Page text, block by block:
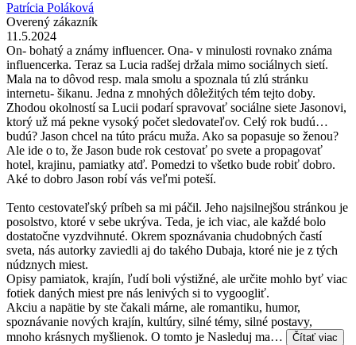
Patrícia Poláková
Overený zákazník
11.5.2024
On- bohatý a známy influencer. Ona- v minulosti rovnako známa
influencerka. Teraz sa Lucia radšej držala mimo sociálnych sietí.
Mala na to dôvod resp. mala smolu a spoznala tú zlú stránku
internetu- šikanu. Jedna z mnohých dôležitých tém tejto doby.
Zhodou okolností sa Lucii podarí spravovať sociálne siete Jasonovi,
ktorý už má pekne vysoký počet sledovateľov. Celý rok budú…
budú? Jason chcel na túto prácu muža. Ako sa popasuje so ženou?
Ale ide o to, že Jason bude rok cestovať po svete a propagovať
hotel, krajinu, pamiatky atď. Pomedzi to všetko bude robiť dobro.
Aké to dobro Jason robí vás veľmi poteší.
Tento cestovateľský príbeh sa mi páčil. Jeho najsilnejšou stránkou je
posolstvo, ktoré v sebe ukrýva. Teda, je ich viac, ale každé bolo
dostatočne vyzdvihnuté. Okrem spoznávania chudobných častí
sveta, nás autorky zaviedli aj do takého Dubaja, ktoré nie je z tých
núdznych miest.
Opisy pamiatok, krajín, ľudí boli výstižné, ale určite mohlo byť viac
fotiek daných miest pre nás lenivých si to vygoogliť.
Akciu a napätie by ste čakali márne, ale romantiku, humor,
spoznávanie nových krajín, kultúry, silné témy, silné postavy,
mnoho krásnych myšlienok. O tomto je Nasleduj ma…
Čítať viac